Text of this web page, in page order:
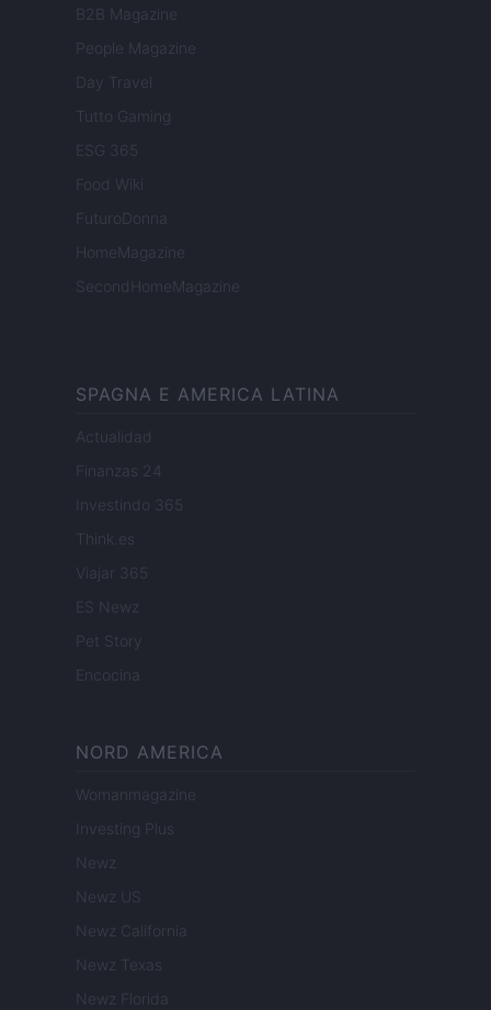
B2B Magazine
People Magazine
Day Travel
Tutto Gaming
ESG 365
Food Wiki
FuturoDonna
HomeMagazine
SecondHomeMagazine
SPAGNA E AMERICA LATINA
Actualidad
Finanzas 24
Investindo 365
Think.es
Viajar 365
ES Newz
Pet Story
Encocina
NORD AMERICA
Womanmagazine
Investing Plus
Newz
Newz US
Newz California
Newz Texas
Newz Florida